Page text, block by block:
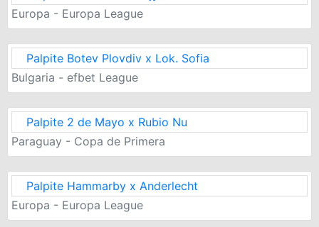
Europa - Europa League
Palpite Botev Plovdiv x Lok. Sofia
Bulgaria - efbet League
Palpite 2 de Mayo x Rubio Nu
Paraguay - Copa de Primera
Palpite Hammarby x Anderlecht
Europa - Europa League